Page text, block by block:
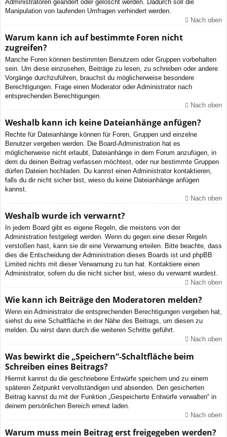
Administratoren geändert oder gelöscht werden. Dadurch soll die
Manipulation von laufenden Umfragen verhindert werden.
Nach oben
Warum kann ich auf bestimmte Foren nicht
zugreifen?
Manche Foren können bestimmten Benutzern oder Gruppen vorbehalten
sein. Um diese einzusehen, Beiträge zu lesen, zu schreiben oder andere
Vorgänge durchzuführen, brauchst du möglicherweise besondere
Berechtigungen. Frage einen Moderator oder Administrator nach
entsprechenden Berechtigungen.
Nach oben
Weshalb kann ich keine Dateianhänge anfügen?
Rechte für Dateianhänge können für Foren, Gruppen und einzelne
Benutzer vergeben werden. Die Board-Administration hat es
möglicherweise nicht erlaubt, Dateianhänge in dem Forum anzufügen, in
dem du deinen Beitrag verfassen möchtest, oder nur bestimmte Gruppen
dürfen Dateien hochladen. Du kannst einen Administrator kontaktieren,
falls du dir nicht sicher bist, wieso du keine Dateianhänge anfügen
kannst.
Nach oben
Weshalb wurde ich verwarnt?
In jedem Board gibt es eigene Regeln, die meistens von der
Administration festgelegt werden. Wenn du gegen eine dieser Regeln
verstoßen hast, kann sie dir eine Verwarnung erteilen. Bitte beachte, dass
dies die Entscheidung der Administration dieses Boards ist und phpBB
Limited nichts mit dieser Verwarnung zu tun hat. Kontaktiere einen
Administrator, sofern du die nicht sicher bist, wieso du verwarnt wurdest.
Nach oben
Wie kann ich Beiträge den Moderatoren melden?
Wenn ein Administrator die entsprechenden Berechtigungen vergeben hat,
siehst du eine Schaltfläche in der Nähe des Beitrags, um diesen zu
melden. Du wirst dann durch die weiteren Schritte geführt.
Nach oben
Was bewirkt die „Speichern“-Schaltfläche beim
Schreiben eines Beitrags?
Hiermit kannst du die geschriebene Entwürfe speichern und zu einem
späteren Zeitpunkt vervollständigen und absenden. Den gesicherten
Beitrag kannst du mit der Funktion „Gespeicherte Entwürfe verwalten“ in
deinem persönlichen Bereich erneut laden.
Nach oben
Warum muss mein Beitrag erst freigegeben werden?